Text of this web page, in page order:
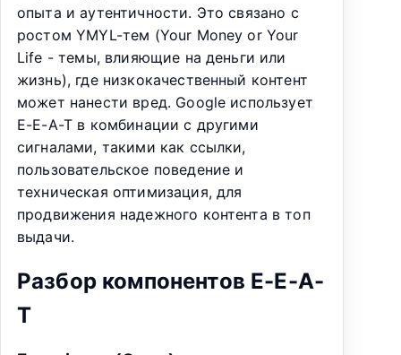
опыта и аутентичности. Это связано с
ростом YMYL-тем (Your Money or Your
Life - темы, влияющие на деньги или
жизнь), где низкокачественный контент
может нанести вред. Google использует
E-E-A-T в комбинации с другими
сигналами, такими как ссылки,
пользовательское поведение и
техническая оптимизация, для
продвижения надежного контента в топ
выдачи.
Разбор компонентов E-E-A-
T